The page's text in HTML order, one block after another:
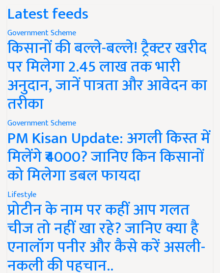
Latest feeds
Government Scheme
किसानों की बल्ले-बल्ले! ट्रैक्टर खरीद
पर मिलेगा 2.45 लाख तक भारी
अनुदान, जानें पात्रता और आवेदन का
तरीका
Government Scheme
PM Kisan Update: अगली किस्त में
मिलेंगे ₹4000? जानिए किन किसानों
को मिलेगा डबल फायदा
Lifestyle
प्रोटीन के नाम पर कहीं आप गलत
चीज तो नहीं खा रहे? जानिए क्या है
एनालॉग पनीर और कैसे करें असली-
नकली की पहचान..